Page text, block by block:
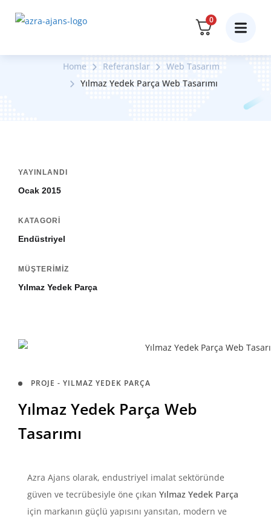
0
Home Referanslar
Web Tasarım
Yılmaz Yedek Parça Web Tasarımı
YAYINLANDI
Ocak 2015
KATAGORI
Endüstriyel
MÜŞTERIMIZ
Yılmaz Yedek Parça
PROJE - YILMAZ YEDEK PARÇA
Yılmaz Yedek Parça Web
Tasarımı
Azra Ajans olarak, endustriyel imalat sektöründe
güven ve tecrübesiyle öne çıkan Yılmaz Yedek Parça
için markanın güçlü yapısını yansıtan, modern ve